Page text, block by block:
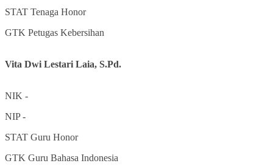
STAT Tenaga Honor
GTK Petugas Kebersihan
Vita Dwi Lestari Laia, S.Pd.
NIK -
NIP-
STAT Guru Honor
GTK Guru Bahasa Indonesia